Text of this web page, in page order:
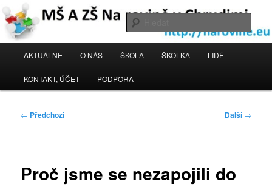
Přejít
hlavnímu
obsahuMŠ a ZŠ Na rovině Chrudim
navigační
AKTUÁLNĚ O NÁS ŠKOLA ŠKOLKA LIDÉ
KONTAKT, ÚČET PODPORA
Navigace
← Předchozí Další→
Proč jsme se nezapojili do